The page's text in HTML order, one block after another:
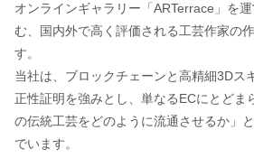
オンラインギャラリー「ARTerrace」を
む、国内外で高く評価される工芸作家の
す。
当社は、ブロックチェーンと高精細3Dス
正性証明を強みとし、単なるECにとどま
の伝統工芸をどのように流通させるか」
でいます。